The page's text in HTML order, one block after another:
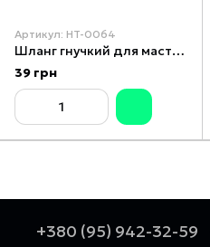
Артикул: HT-0064
Шланг гнучкий для мастильного шприца 8x300 мм INTERTOOL HT-0064
39 грн
+380 (95) 942-32-59